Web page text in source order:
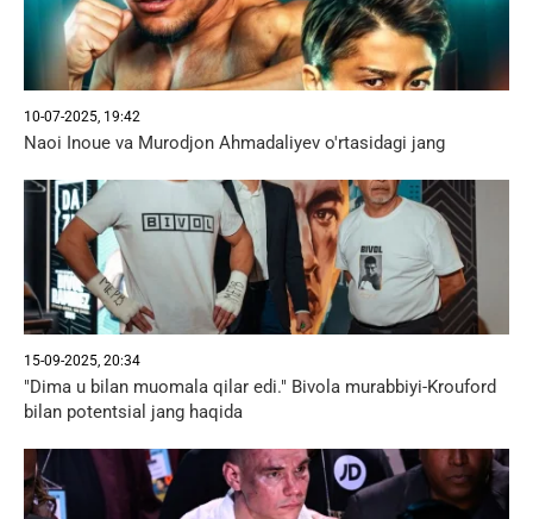
10-07-2025, 19:42
Naoi Inoue va Murodjon Ahmadaliyev o'rtasidagi jang
15-09-2025, 20:34
"Dima u bilan muomala qilar edi." Bivola murabbiyi-Krouford
bilan potentsial jang haqida